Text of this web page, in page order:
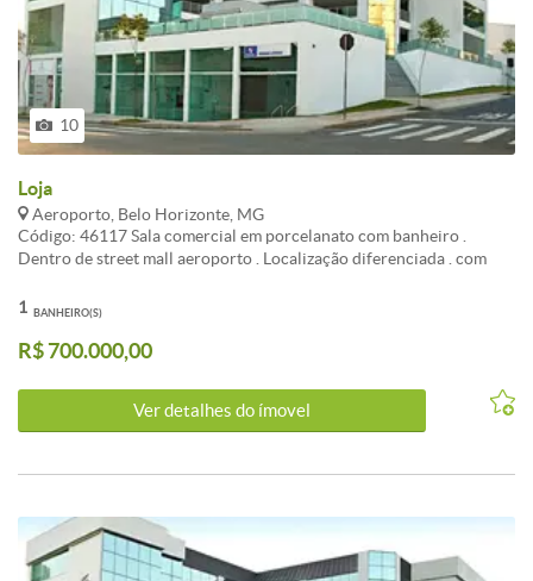
10
Loja
Aeroporto, Belo Horizonte, MG
Código: 46117 Sala comercial em porcelanato com banheiro .
Dentro de street mall aeroporto . Localização diferenciada . com
ATUALIZADO EM 01/11/2022 . CARACTERISTICAS: Banheiros
BANHEIRO(S)
1
R$ 700.000,00
Ver detalhes do ímovel